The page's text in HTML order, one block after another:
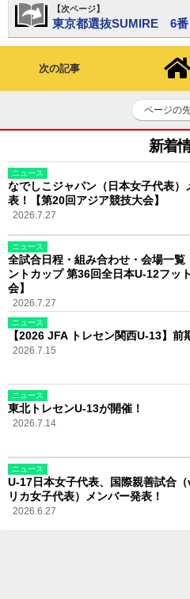
【次ページ】
東京都選抜SUMIRE 6番
次の記事
ページの
新着
ニュース
なでしこジャパン（日本女子代表）
表！【第20回アジア競技大会】
2026.7.27
ニュース
全試合日程・組み合わせ・会場一覧
ントカップ 第36回全日本U-12フッ
会】
2026.7.27
ニュース
【2026 JFA トレセン関西U-13】前
2026.7.15
ニュース
東北トレセンU-13が開催！
2026.7.14
ニュース
U-17日本女子代表、国際親善試合
リカ女子代表）メンバー発表！
2026.6.27